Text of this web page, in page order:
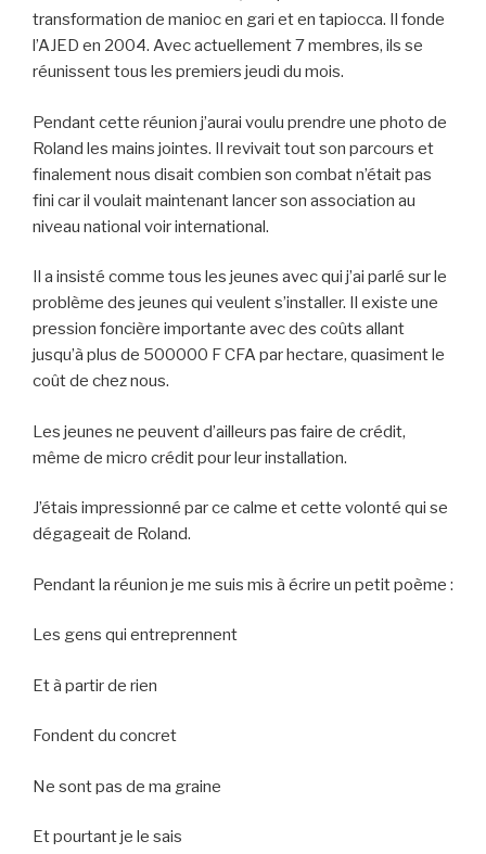
transformation de manioc en gari et en tapiocca. Il fonde
l’AJED en 2004. Avec actuellement 7 membres, ils se
réunissent tous les premiers jeudi du mois.
Pendant cette réunion j’aurai voulu prendre une photo de
Roland les mains jointes. Il revivait tout son parcours et
finalement nous disait combien son combat n’était pas
fini car il voulait maintenant lancer son association au
niveau national voir international.
Il a insisté comme tous les jeunes avec qui j’ai parlé sur le
problème des jeunes qui veulent s’installer. Il existe une
pression foncière importante avec des coûts allant
jusqu’à plus de 500000 F CFA par hectare, quasiment le
coût de chez nous.
Les jeunes ne peuvent d’ailleurs pas faire de crédit,
même de micro crédit pour leur installation.
J’étais impressionné par ce calme et cette volonté qui se
dégageait de Roland.
Pendant la réunion je me suis mis à écrire un petit poème :
Les gens qui entreprennent
Et à partir de rien
Fondent du concret
Ne sont pas de ma graine
Et pourtant je le sais